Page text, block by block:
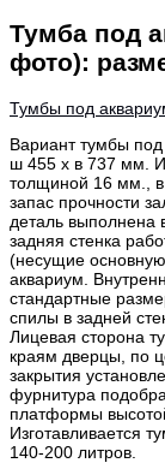
Тумба под
фото):
Тумбы под
Вариант тумбы
ш 455 х в 737 мм.
толщиной 16 мм.,
запас прочности
деталь выполнена
задняя стенка
(несущие
аквариум.
стандартные
спилы в задней
Лицевая сторона
краям дверцы, по
закрытия
фурнитура
платформы
Изготавливается
140-200 литров.